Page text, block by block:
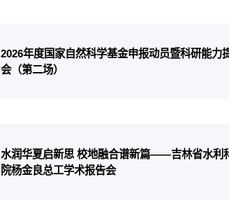
2026年度国家自然科学基金申报动员暨科研能力
会（第二场）
水润华夏启新思 校地融合谱新篇——吉林省水利
院杨金良总工学术报告会